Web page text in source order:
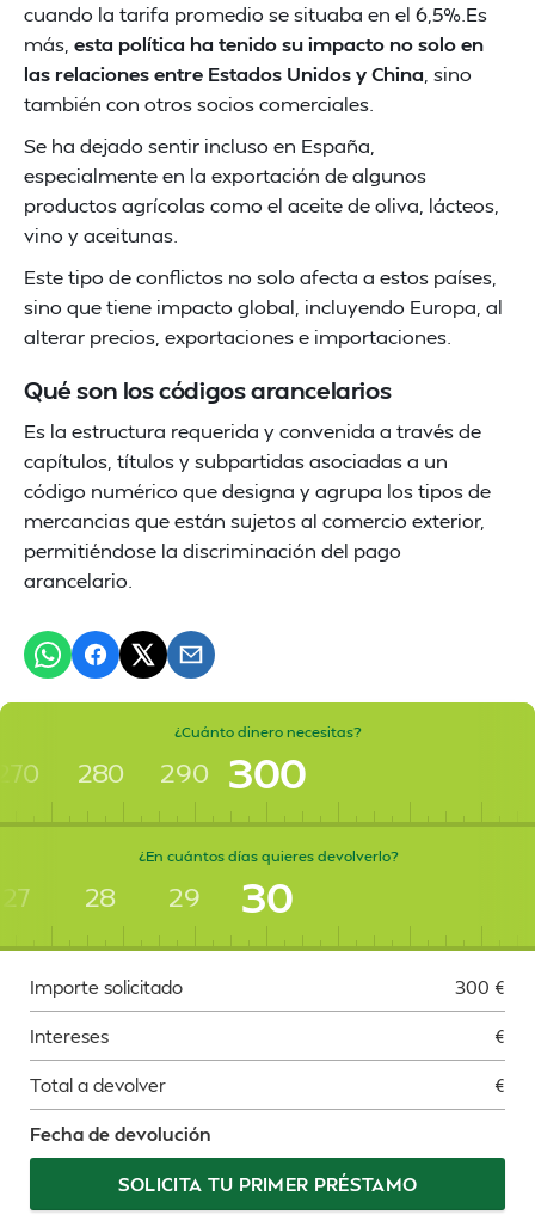
cuando la tarifa promedio se situaba en el 6,5%.Es
más, esta política ha tenido su impacto no solo en
las relaciones entre Estados Unidos y China , sino
también con otros socios comerciales.
Se ha dejado sentir incluso en España,
especialmente en la exportación de algunos
productos agrícolas como el aceite de oliva, lácteos,
vino y aceitunas.
Este tipo de conflictos no solo afecta a estos países,
sino que tiene impacto global, incluyendo Europa, al
alterar precios, exportaciones e importaciones.
Qué son los códigos arancelarios
Es la estructura requerida y convenida a través de
capítulos, títulos y subpartidas asociadas a un
código numérico que designa y agrupa los tipos de
mercancias que están sujetos al comercio exterior,
permitiéndose la discriminación del pago
arancelario.
¿Cuánto dinero necesitas?
280 290 300
¿En cuántos días quieres devolverlo?
27 28 29 30
Importe solicitado 300 €
Intereses €
Total a devolver €
Fecha de devolución
SOLICITA TU PRIMER PRÉSTAMO